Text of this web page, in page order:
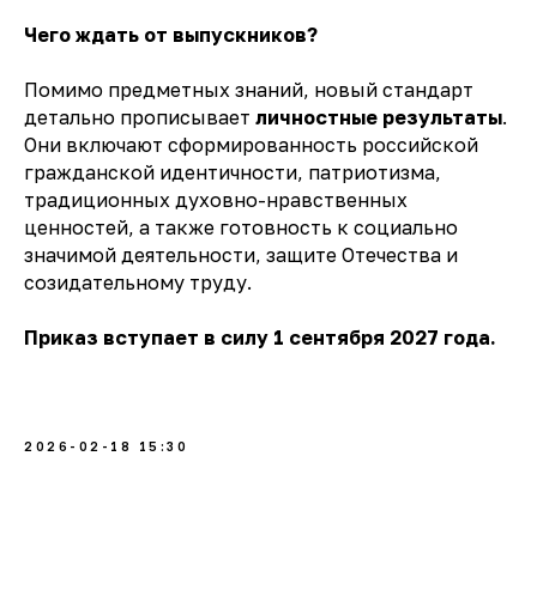
Чего ждать от выпускников?
Помимо предметных знаний, новый стандарт
детально прописывает личностные результаты.
Они включают сформированность российской
гражданской идентичности, патриотизма,
традиционных духовно-нравственных
ценностей, а также готовность к социально
значимой деятельности, защите Отечества и
созидательному труду.
Приказ вступает в силу 1 сентября 2027 года.
2026-02-18 15:30